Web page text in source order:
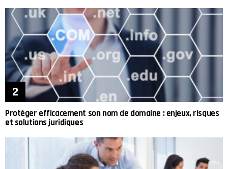
Protéger efficacement son nom de domaine : enjeux, risques
et solutions juridiques